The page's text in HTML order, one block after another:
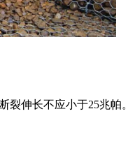
伸长不应小于25兆帕。